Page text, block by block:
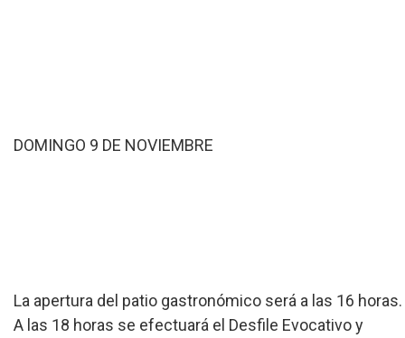
DOMINGO 9 DE NOVIEMBRE
La apertura del patio gastronómico será a las 16 horas.
A las 18 horas se efectuará el Desfile Evocativo y